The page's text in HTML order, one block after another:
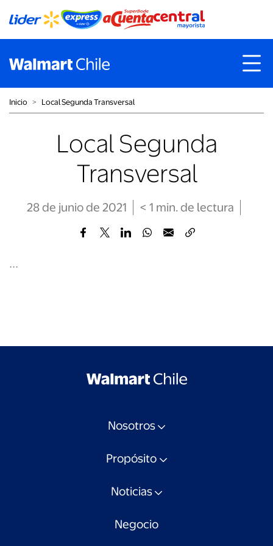
Inicio ˃ Local Segunda Transversal
Local Segunda
Transversal
28 de junio de 2021 < 1 min. de lectura
...
Nosotros
Propósito
Noticias
Negocio